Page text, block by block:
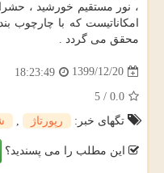
، نور مستقیم خورشید ،
امکاناتیست که با چارچوب
محقق می گردد .
1399/12/20
18:23:49
0.0
/
5
تگهای خبر:
رپورتاژ
این مطلب را می پسندید؟